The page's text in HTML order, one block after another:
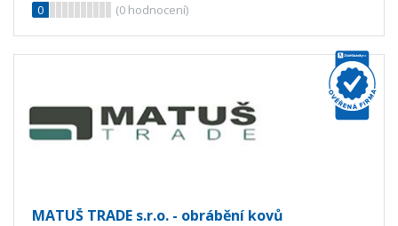
0
(0 hodnocení)
MATUŠ TRADE s.r.o. - obrábění kovů